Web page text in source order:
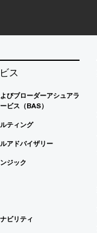
ス
びブローダーアシュアラ
ビス（BAS）
ティング
アドバイザリー
ジック
ビリティ